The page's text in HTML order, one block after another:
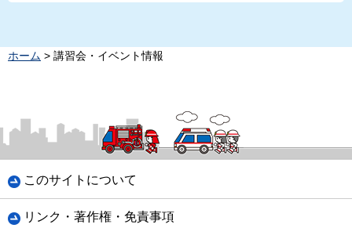
ホーム > 講習会・イベント情報
このサイトについて
リンク・著作権・免責事項